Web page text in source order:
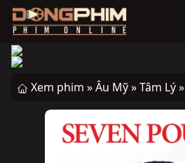
Xem phim »Âu Mỹ »Tâm Lý »